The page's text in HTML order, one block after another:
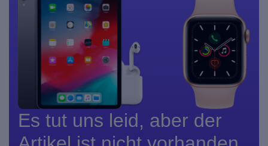
Es tut uns leid, aber der